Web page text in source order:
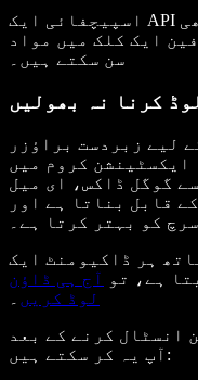
اسپیچفائی ایک API بھی فراہم کرتا ہے جسے کسی بھی
ایک کلک میں مواد
سن سکتے ہیں۔
کرنا نہ بھولیں
لیے زبردست براؤزر
ایکسٹینشن کروم میں
گوگل ڈاکس، ای میل
قابل بناتا ہے اور
سرچ کو بہتر کرتا ہے۔
ہر ڈاکیومنٹ ایک
ہے، تو آج ہی ڈاؤن
لوڈ کریں
انسٹال کرنے کے بعد
آپ یہ کر سکتے ہیں: